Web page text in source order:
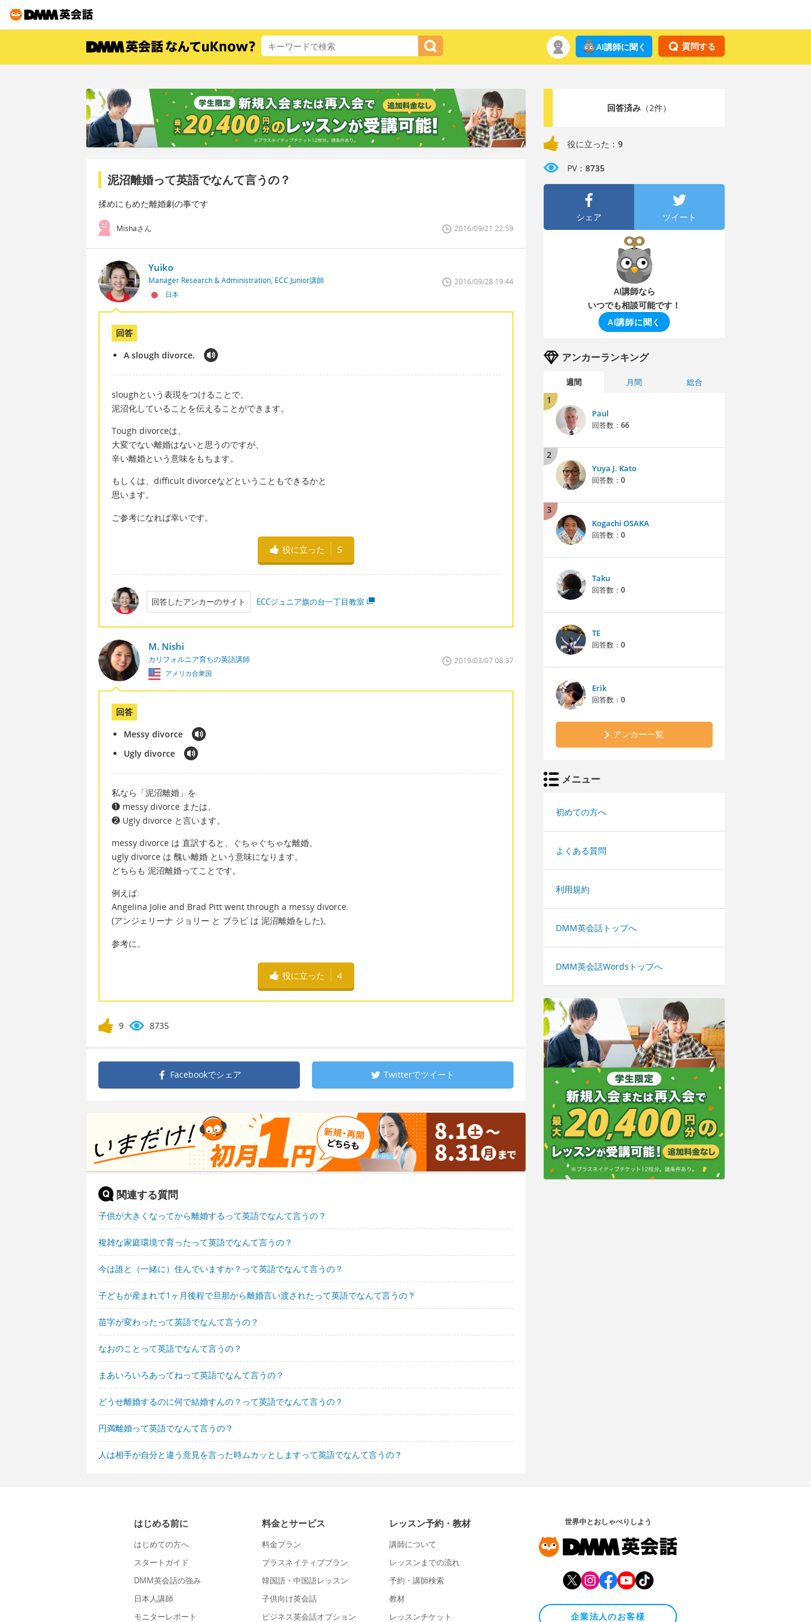
質問する
AI講師に聞く
泥沼離婚って英語でなんて言うの？
揉めにもめた離婚劇の事です
Mishaさん 2016/09/21 22:59
Yuiko
Manager Research & Administration, ECC Junior講師
日本
2016/09/28 19:44
回答
A slough divorce.
sloughという表現をつけることで、
泥沼化していることを伝えることができます。
Tough divorceは、
大変でない離婚はないと思うのですが、
辛い離婚という意味をもちます。
もしくは、difficult divorceなどということもできるかと
思います。
ご参考になれば幸いです。
役に立った 5
回答したアンカーのサイト ECCジュニア旗の台一丁目教室
M. Nishi
カリフォルニア育ちの英語講師
アメリカ合衆国
2019/03/07 08:37
回答
Messy divorce
Ugly divorce
私なら「泥沼離婚」を
❶ messy divorce または、
❷ Ugly divorce と言います。
messy divorce は 直訳すると、ぐちゃぐちゃな離婚。
ugly divorce は 醜い離婚 という意味になります。
どちらも 泥沼離婚ってことです。
例えば:
Angelina Jolie and Brad Pitt went through a messy divorce.
(アンジェリーナ ジョリー と ブラピ は 泥沼離婚をした)。
参考に。
役に立った 4
9 8735
Facebookでシェア Twitterでツイート
関連する質問
子供が大きくなってから離婚するって英語でなんて言うの？
複雑な家庭環境で育ったって英語でなんて言うの？
今は誰と（一緒に）住んでいますか？って英語でなんて言うの？
子どもが産まれて1ヶ月後程で旦那から離婚言い渡されたって英語でなんて言うの？
苗字が変わったって英語でなんて言うの？
なおのことって英語でなんて言うの？
まあいろいろあってねって英語でなんて言うの？
どうせ離婚するのに何で結婚すんの？って英語でなんて言うの？
円満離婚って英語でなんて言うの？
人は相手が自分と違う意見を言った時ムカッとしますって英語でなんて言うの？
回答済み（2件）
役に立った： 9
PV： 8735
シェア ツイート
AI講師なら
いつでも相談可能です！
AI講師に聞く
アンカーランキング
週間 月間 総合
1
Paul
回答数： 66
2
Yuya J. Kato
回答数： 0
3
Kogachi OSAKA
回答数： 0
Taku
回答数： 0
TE
回答数： 0
Erik
回答数： 0
アンカー一覧
メニュー
初めての方へ
よくある質問
利用規約
DMM英会話トップへ
DMM英会話Wordsトップへ
はじめる前に
はじめての方へ
スタートガイド
DMM英会話の強み
日本人講師
モニターレポート
料金とサービス
料金プラン
プラスネイティブプラン
韓国語・中国語レッスン
子供向け英会話
ビジネス英会話オプション
レッスン予約・教材
講師について
レッスンまでの流れ
予約・講師検索
教材
レッスンチケット
世界中とおしゃべりしよう
企業法人のお客様